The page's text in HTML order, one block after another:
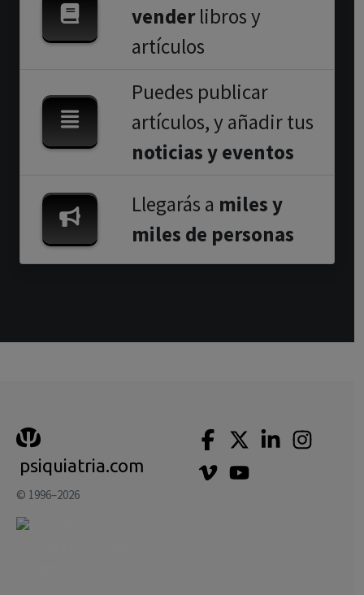
venderlibros y
artículos
Puedes publicar
artículos, y añadir tus
noticias y eventos
Llegarás a miles y
miles de personas
psiquiatria.com
© 1996–2026